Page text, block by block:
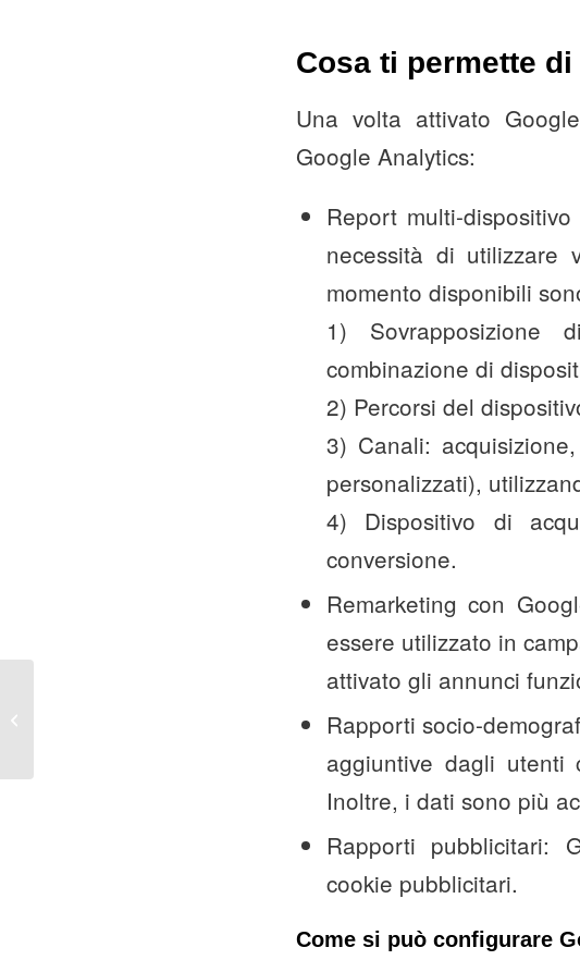
Cosa ti permette
Una volta attivato
Google Analytics:
Report multi-
necessità di utilizzare
momento disponibili
1) Sovrapposizione
combinazione di
2) Percorsi del
3) Canali:
personalizzati),
4) Dispositivo di
conversione.
Remarketing con
essere utilizzato in
attivato gli annunci
Rapporti socio-
aggiuntive dagli utenti
Inoltre, i dati sono più
Rapporti pubblicitari:
cookie pubblicitari.
Come si può configurare